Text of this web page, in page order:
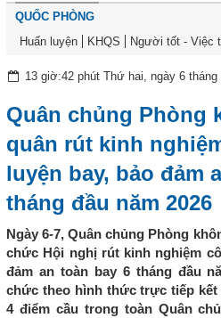
QUỐC PHÒNG
Huấn luyện
KHQS Người tốt - Việc
13 giờ:42 phút Thứ hai, ngày 6 tháng
Quân chủng Phòng
quân rút kinh
luyện bay, bảo đảm
tháng đầu năm 2026
Ngày 6-7, Quân chủng Phòng
chức Hội nghị rút kinh nghiệm
đảm an toàn bay 6 tháng đầu
chức theo hình thức trực tiếp
4 điểm cầu trong toàn Quân